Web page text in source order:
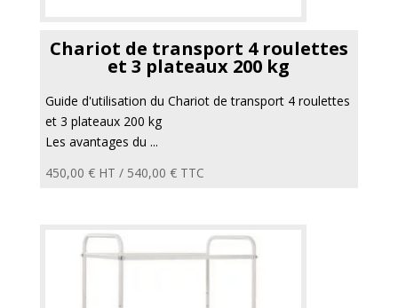
Chariot de transport 4 roulettes
et 3 plateaux 200 kg
Guide d'utilisation du Chariot de transport 4 roulettes
et 3 plateaux 200 kg
Les avantages du ...
450,00 € HT / 540,00 €TTC